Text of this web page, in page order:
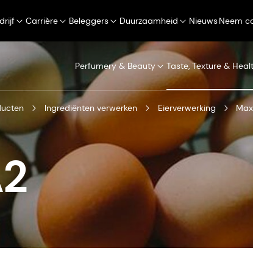
Carrière Beleggers Duurzaamheid NieuwsNeem
Perfumery & Beauty Taste, Texture &
Ingrediënten verwerken Eierverwerking